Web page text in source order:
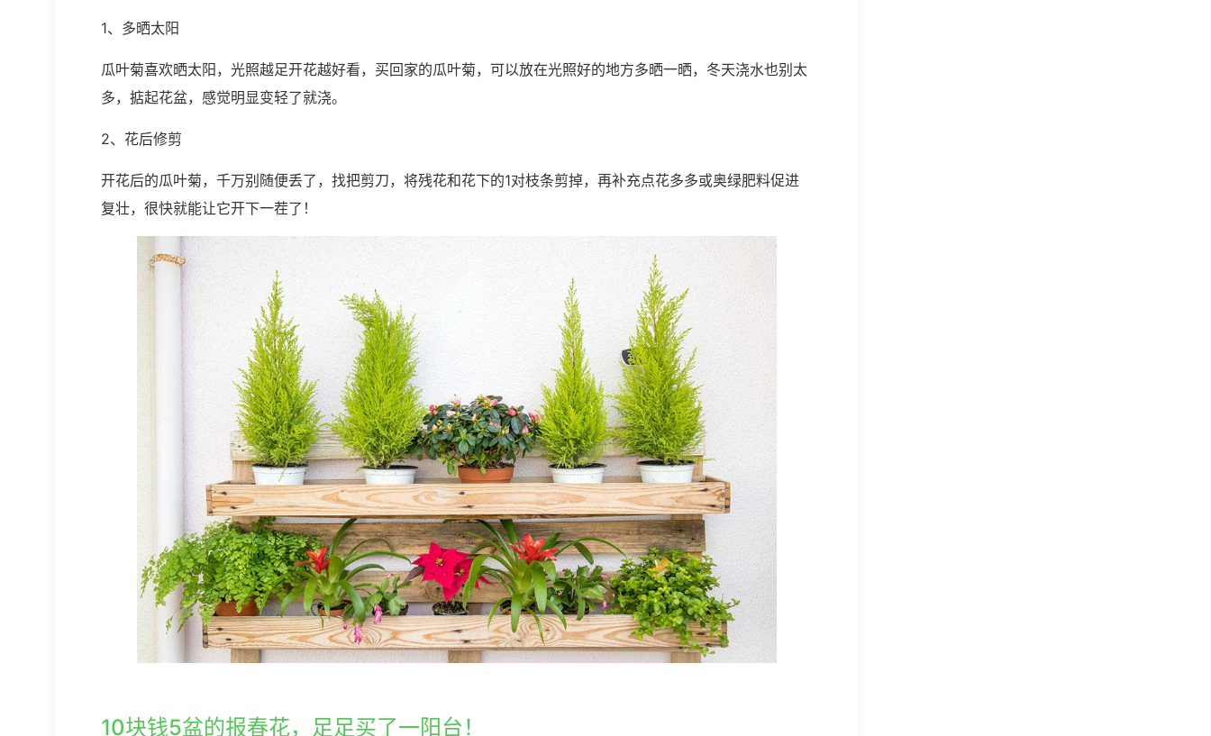
1、多晒太阳
瓜叶菊喜欢晒太阳，光照越足开花越好看，买回家的瓜叶菊，可以放在光照好的地方多晒一晒，冬天浇水也别太
多，掂起花盆，感觉明显变轻了就浇。
2、花后修剪
开花后的瓜叶菊，千万别随便丢了，找把剪刀，将残花和花下的1对枝条剪掉，再补充点花多多或奥绿肥料促进
复壮，很快就能让它开下一茬了！
10块钱5盆的报春花，足足买了一阳台！